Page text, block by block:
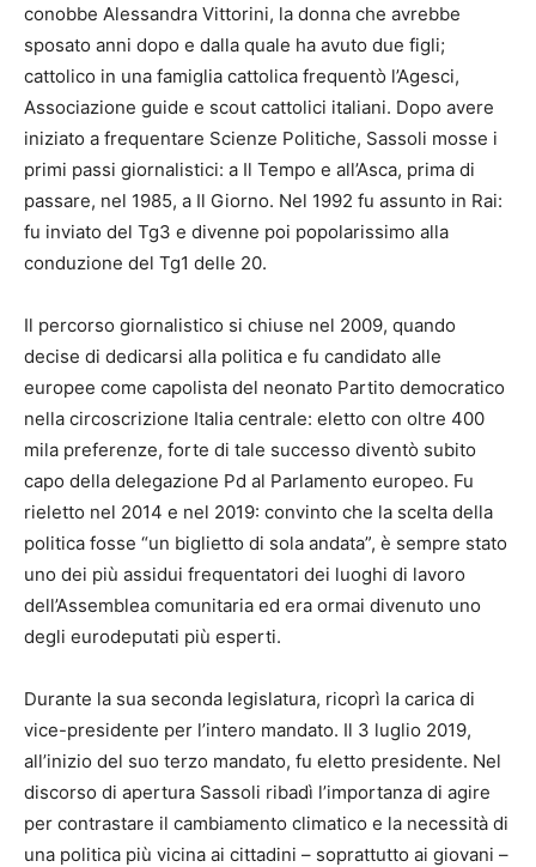
conobbe Alessandra Vittorini, la donna che avrebbe
sposato anni dopo e dalla quale ha avuto due figli;
cattolico in una famiglia cattolica frequentò l’Agesci,
Associazione guide e scout cattolici italiani. Dopo avere
iniziato a frequentare Scienze Politiche, Sassoli mosse i
primi passi giornalistici: a Il Tempo e all’Asca, prima di
passare, nel 1985, a Il Giorno. Nel 1992 fu assunto in Rai:
fu inviato del Tg3 e divenne poi popolarissimo alla
conduzione del Tg1 delle 20.
Il percorso giornalistico si chiuse nel 2009, quando
decise di dedicarsi alla politica e fu candidato alle
europee come capolista del neonato Partito democratico
nella circoscrizione Italia centrale: eletto con oltre 400
mila preferenze, forte di tale successo diventò subito
capo della delegazione Pd al Parlamento europeo. Fu
rieletto nel 2014 e nel 2019: convinto che la scelta della
politica fosse “un biglietto di sola andata”, è sempre stato
uno dei più assidui frequentatori dei luoghi di lavoro
dell’Assemblea comunitaria ed era ormai divenuto uno
degli eurodeputati più esperti.
Durante la sua seconda legislatura, ricoprì la carica di
vice-presidente per l’intero mandato. Il 3 luglio 2019,
all’inizio del suo terzo mandato, fu eletto presidente. Nel
discorso di apertura Sassoli ribadì l’importanza di agire
per contrastare il cambiamento climatico e la necessità di
una politica più vicina ai cittadini – soprattutto ai giovani –